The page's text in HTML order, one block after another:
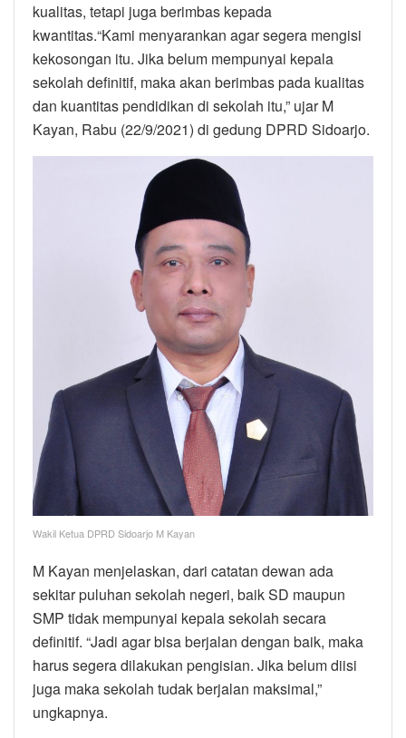
kualitas, tetapi juga berimbas kepada
kwantitas.“Kami menyarankan agar segera mengisi
kekosongan itu. Jika belum mempunyai kepala
sekolah definitif, maka akan berimbas pada kualitas
dan kuantitas pendidikan di sekolah itu,” ujar M
Kayan, Rabu (22/9/2021) di gedung DPRD Sidoarjo.
Wakil Ketua DPRD Sidoarjo M Kayan
M Kayan menjelaskan, dari catatan dewan ada
sekitar puluhan sekolah negeri, baik SD maupun
SMP tidak mempunyai kepala sekolah secara
definitif. “Jadi agar bisa berjalan dengan baik, maka
harus segera dilakukan pengisian. Jika belum diisi
juga maka sekolah tudak berjalan maksimal,”
ungkapnya.